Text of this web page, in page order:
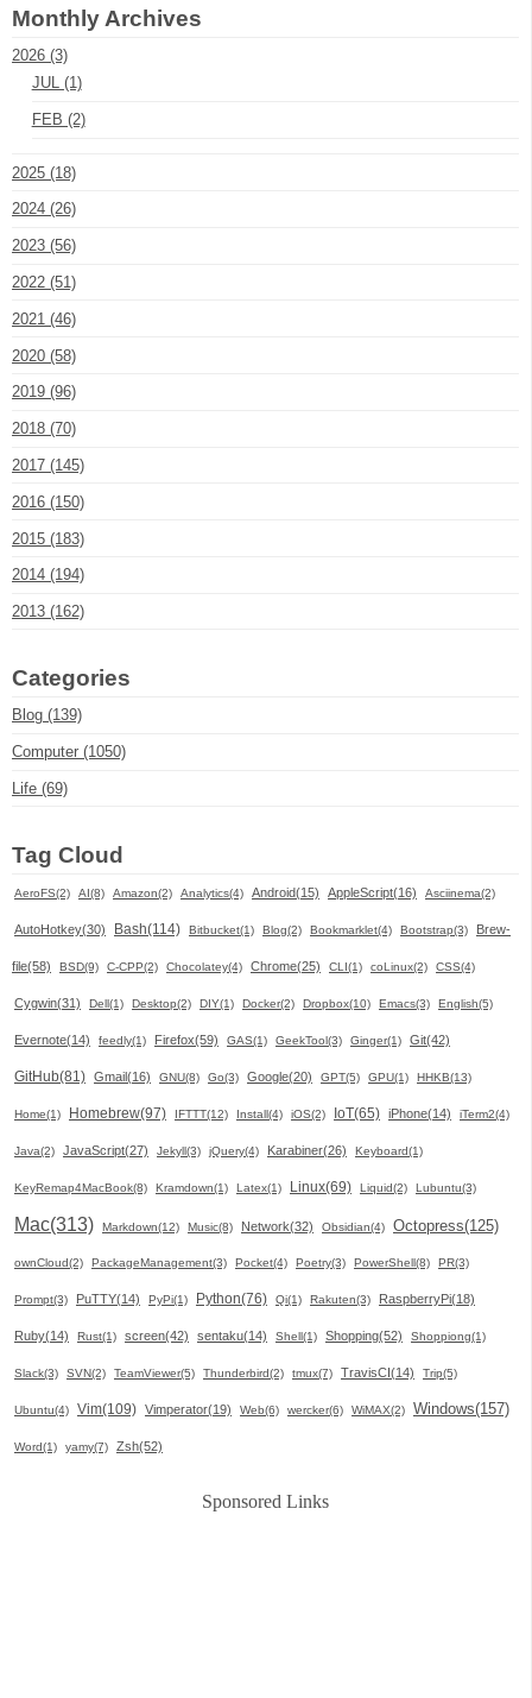
Monthly Archives
2026 (3)
JUL (1)
FEB (2)
2025 (18)
2024 (26)
2023 (56)
2022 (51)
2021 (46)
2020 (58)
2019 (96)
2018 (70)
2017 (145)
2016 (150)
2015 (183)
2014 (194)
2013 (162)
Categories
Blog (139)
Computer (1050)
Life (69)
Tag Cloud
AeroFS(2) AI(8) Amazon(2) Analytics(4) Android(15) AppleScript(16) Asciinema(2)
AutoHotkey(30) Bash(114) Bitbucket(1) Blog(2) Bookmarklet(4) Bootstrap(3) Brew-
file(58) BSD(9) C-CPP(2) Chocolatey(4) Chrome(25) CLI(1) coLinux(2) CSS(4)
Cygwin(31) Dell(1) Desktop(2) DIY(1) Docker(2) Dropbox(10) Emacs(3) English(5)
Evernote(14) feedly(1) Firefox(59) GAS(1) GeekTool(3) Ginger(1) Git(42)
GitHub(81) Gmail(16) GNU(8) Go(3) Google(20) GPT(5) GPU(1) HHKB(13)
Home(1) Homebrew(97) IFTTT(12) Install(4) iOS(2) IoT(65) iPhone(14) iTerm2(4)
Java(2) JavaScript(27) Jekyll(3) jQuery(4) Karabiner(26) Keyboard(1)
KeyRemap4MacBook(8) Kramdown(1) Latex(1) Linux(69) Liquid(2) Lubuntu(3)
Mac(313) Markdown(12) Music(8) Network(32) Obsidian(4) Octopress(125)
ownCloud(2) PackageManagement(3) Pocket(4) Poetry(3) PowerShell(8) PR(3)
Prompt(3) PuTTY(14) PyPi(1) Python(76) Qi(1) Rakuten(3) RaspberryPi(18)
Ruby(14) Rust(1) screen(42) sentaku(14) Shell(1) Shopping(52) Shoppiong(1)
Slack(3) SVN(2) TeamViewer(5) Thunderbird(2) tmux(7) TravisCI(14) Trip(5)
Ubuntu(4) Vim(109) Vimperator(19) Web(6) wercker(6) WiMAX(2) Windows(157)
Word(1) yamy(7) Zsh(52)
Sponsored Links